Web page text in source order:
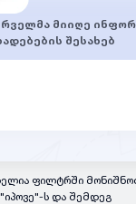
მიიღე
შესახებ
ფილტრში
ს და შემდეგ